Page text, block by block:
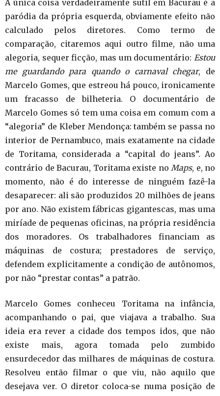
A única coisa verdadeiramente sutil em Bacurau é a
paródia da própria esquerda, obviamente efeito não
calculado pelos diretores. Como termo de
comparação, citaremos aqui outro filme, não uma
alegoria, sequer ficção, mas um documentário: Estou
me guardando para quando o carnaval chegar, de
Marcelo Gomes, que estreou há pouco, ironicamente
um fracasso de bilheteria. O documentário de
Marcelo Gomes só tem uma coisa em comum com a
“alegoria” de Kleber Mendonça: também se passa no
interior de Pernambuco, mais exatamente na cidade
de Toritama, considerada a “capital do jeans”. Ao
contrário de Bacurau, Toritama existe no Maps, e, no
momento, não é do interesse de ninguém fazê-la
desaparecer: ali são produzidos 20 milhões de jeans
por ano. Não existem fábricas gigantescas, mas uma
miríade de pequenas oficinas, na própria residência
dos moradores. Os trabalhadores financiam as
máquinas de costura; prestadores de serviço,
defendem explicitamente a condição de autônomos,
por não “prestar contas” a patrão.
Marcelo Gomes conheceu Toritama na infância,
acompanhando o pai, que viajava a trabalho. Sua
ideia era rever a cidade dos tempos idos, que não
existe mais, agora tomada pelo zumbido
ensurdecedor das milhares de máquinas de costura.
Resolveu então filmar o que viu, não aquilo que
desejava ver. O diretor coloca-se numa posição de